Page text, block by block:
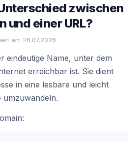
zwischen
und einer URL?
am 26.07.2026
eindeutige Name, unter dem
erreichbar ist. Sie dient
in eine lesbare und leicht
umzuwandeln.